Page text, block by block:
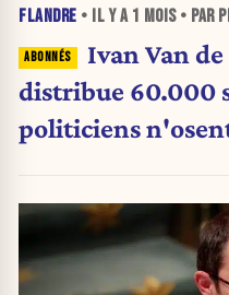
FLANDRE • IL Y A 1 MOIS• PAR
Ivan Van
distribue 60.000
politiciens